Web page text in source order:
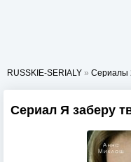
RUSSKIE-SERIALY » Сериалы
Сериал Я заберу